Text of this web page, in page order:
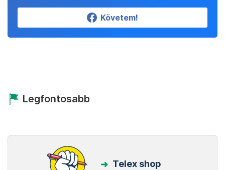
Követem!
Legfontosabb
Telex shop